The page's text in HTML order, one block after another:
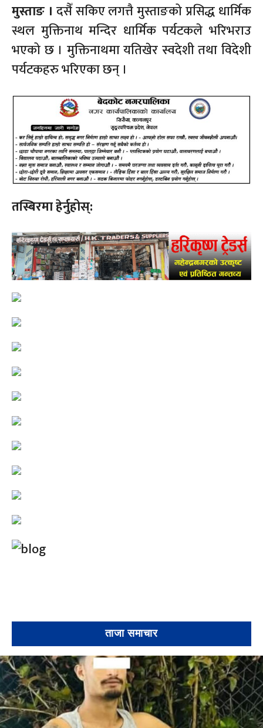
मुस्ताङ । दसैँ सकिए लगत्तै मुस्ताङको प्रसिद्ध धार्मिक
स्थल मुक्तिनाथ मन्दिर धार्मिक पर्यटकले भरिभराउ
भएको छ । मुक्तिनाथमा यतिखेर स्वदेशी तथा विदेशी
पर्यटकहरु भरिएका छन् ।
तस्बिरमा हेर्नुहोस्:
ताजा समाचार